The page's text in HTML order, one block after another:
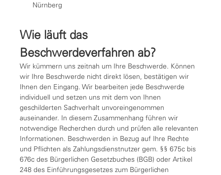
Nürnberg
Wie läuft das
Beschwerdeverfahren ab?
Wir kümmern uns zeitnah um Ihre Beschwerde. Können
wir Ihre Beschwerde nicht direkt lösen, bestätigen wir
Ihnen den Eingang. Wir bearbeiten jede Beschwerde
individuell und setzen uns mit dem von Ihnen
geschilderten Sachverhalt unvoreingenommen
auseinander. In diesem Zusammenhang führen wir
notwendige Recherchen durch und prüfen alle relevanten
Informationen. Beschwerden in Bezug auf Ihre Rechte
und Pflichten als Zahlungsdienstnutzer gem. §§ 675c bis
676c des Bürgerlichen Gesetzbuches (BGB) oder Artikel
248 des Einführungsgesetzes zum Bürgerlichen